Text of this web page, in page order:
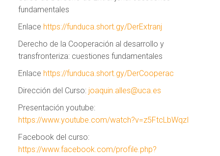
fundamentales
Enlace https://funduca.short.gy/DerExtranj
Derecho de la Cooperación al desarrollo y
transfronteriza: cuestiones fundamentales
Enlace https://funduca.short.gy/DerCooperac
Dirección del Curso: joaquin.alles@uca.es
Presentación youtube:
https://www.youtube.com/watch?v=z5FtcLbWqzI
Facebook del curso:
https://www.facebook.com/profile.php?